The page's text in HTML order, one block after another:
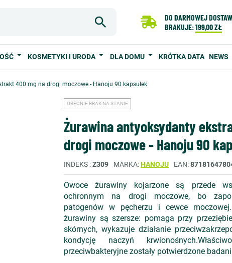
DO DARMOWEJ
BRAKUJE:199,00 ZŁ
KOSMETYKI I URODA DLA DOMU KRÓTKA DATA NEWS
400 mg na drogi moczowe - Hanoju 90 kapsułek
OBECNIE BRAK NA STANIE
Żurawina antyoksydanty
drogi moczowe - Hanoju 90
INDEKS Z309 MARKA HANOJU EAN
Owoce żurawiny kojarzone są przede
ochronnym na drogi moczowe, bo
patogenów w pęcherzu i cewce
żurawiny są szersze: pomaga przy
skórnych, wykazuje działanie
kondycję naczyń
przeciwbakteryjne zostały potwierdzone